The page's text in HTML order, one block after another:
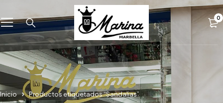
0
Inicio Productos etiquetados “Sandalias”